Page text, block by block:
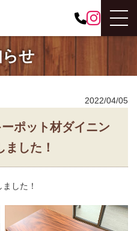
せ
2022/04/05
ーポット材ダイニン
した！
した！